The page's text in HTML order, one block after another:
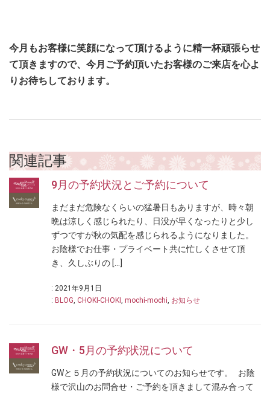
今月もお客様に笑顔になって頂けるように精一杯頑張らせ
て頂きますので、今月ご予約頂いたお客様のご来店を心よ
りお待ちしております。
関連記事
9月の予約状況とご予約について
まだまだ危険なくらいの猛暑日もありますが、時々朝
晩は涼しく感じられたり、日没が早くなったりと少し
ずつですが秋の気配を感じられるようになりました。
お陰様でお仕事・プライベート共に忙しくさせて頂
き、久しぶりの […]
: 2021年9月1日
: BLOG CHOKI-CHOKI mochi-mochi お知らせ
GW・5月の予約状況について
GWと５月の予約状況についてのお知らせです。 お陰
様で沢山のお問合せ・ご予約を頂きまして混み合って